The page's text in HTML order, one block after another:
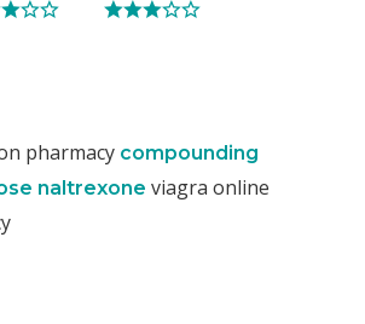
pharmacy compounding
naltrexone viagra online